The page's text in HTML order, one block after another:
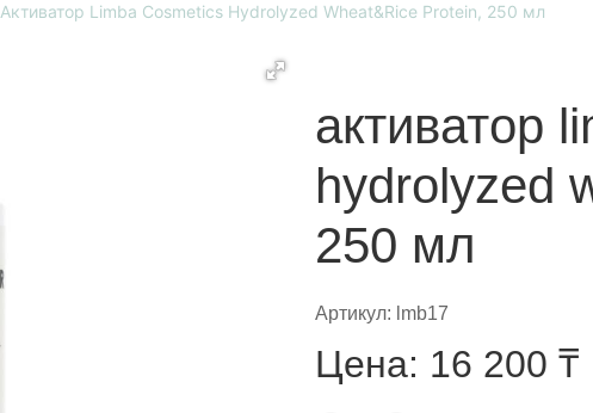
Активатор Limba Cosmetics Hydrolyzed Wheat&Rice Protein, 250 мл
активатор
hydrolyzed
250 мл
Артикул: lmb17
Цена: 16 200 ₸